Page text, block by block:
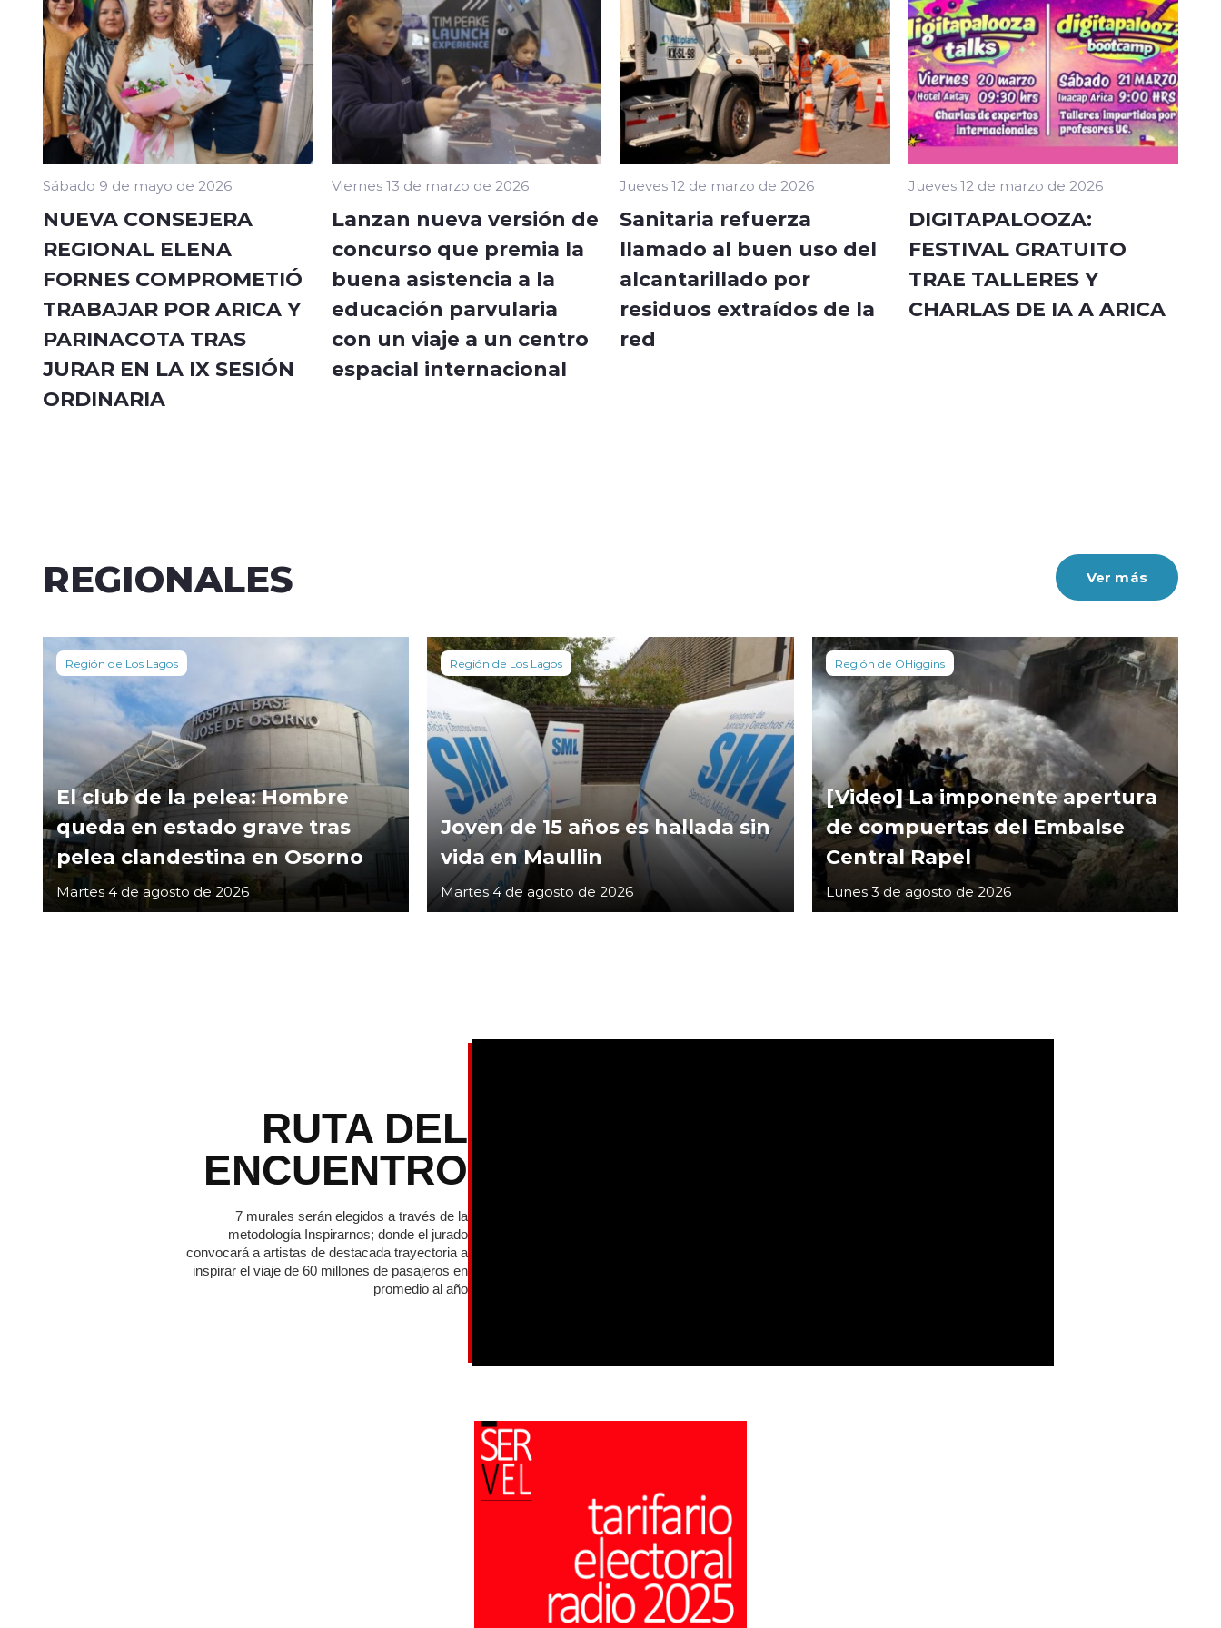
Sábado 9 de mayo de 2026
NUEVA CONSEJERA
REGIONAL ELENA
FORNES COMPROMETIÓ
TRABAJAR POR ARICA Y
PARINACOTA TRAS
JURAR EN LA IX SESIÓN
ORDINARIA
Viernes 13 de marzo de 2026
Lanzan nueva versión de
concurso que premia la
buena asistencia a la
educación parvularia
con un viaje a un centro
espacial internacional
Jueves 12 de marzo de 2026
Sanitaria refuerza
llamado al buen uso del
alcantarillado por
residuos extraídos de la
red
Jueves 12 de marzo de 2026
DIGITAPALOOZA:
FESTIVAL GRATUITO
TRAE TALLERES Y
CHARLAS DE IA A ARICA
REGIONALES Ver más
Región de Los Lagos
El club de la pelea: Hombre
queda en estado grave tras
pelea clandestina en Osorno
Martes 4 de agosto de 2026
Región de Los Lagos
Joven de 15 años es hallada sin
vida en Maullin
Martes 4 de agosto de 2026
Región de OHiggins
[Video] La imponente apertura
de compuertas del Embalse
Central Rapel
Lunes 3 de agosto de 2026
RUTA DEL
ENCUENTRO
7 murales serán elegidos a través de la
metodología Inspirarnos; donde el jurado
convocará a artistas de destacada trayectoria a
inspirar el viaje de 60 millones de pasajeros en
promedio al año